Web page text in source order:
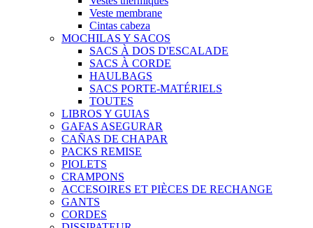
Veste membrane
Cintas cabeza
MOCHILAS Y SACOS
SACS À DOS D'ESCALADE
SACS À CORDE
HAULBAGS
SACS PORTE-MATÉRIELS
TOUTES
LIBROS Y GUIAS
GAFAS ASEGURAR
CAÑAS DE CHAPAR
PACKS REMISE
PIOLETS
CRAMPONS
ACCESOIRES ET PIÈCES DE RECHANGE
GANTS
CORDES